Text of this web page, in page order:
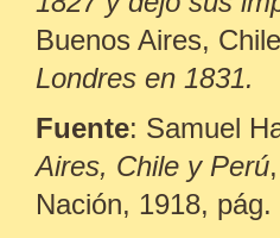
Buenos Aires,
Londres en 1831.
Fuente: Samuel
Aires, Chile y Perú
Nación, 1918, pág.